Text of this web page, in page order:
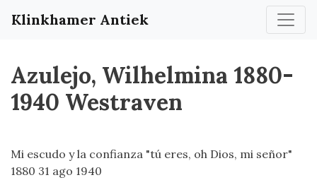
Klinkhamer Antiek
Azulejo, Wilhelmina 1880-
1940 Westraven
Mi escudo y la confianza "tú eres, oh Dios, mi señor"
1880 31 ago 1940